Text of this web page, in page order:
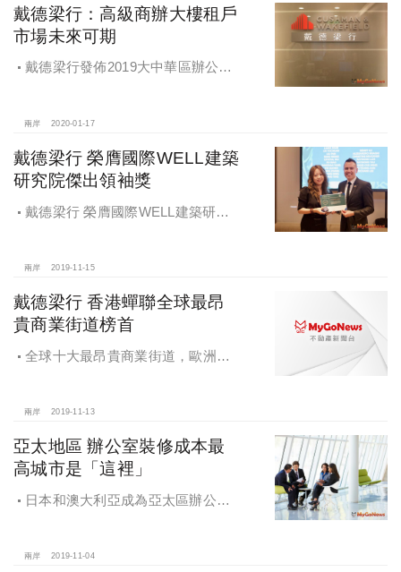
戴德梁行：高級商辦大樓租戶
市場未來可期
戴德梁行發佈2019大中華區辦公大
兩岸 2020-01-17
戴德梁行 榮膺國際WELL建築
研究院傑出領袖獎
戴德梁行 榮膺國際WELL建築研究
兩岸 2019-11-15
戴德梁行 香港蟬聯全球最昂
貴商業街道榜首
全球十大最昂貴商業街道，歐洲佔
兩岸 2019-11-13
亞太地區 辦公室裝修成本最
高城市是「這裡」
日本和澳大利亞成為亞太區辦公室
兩岸 2019-11-04